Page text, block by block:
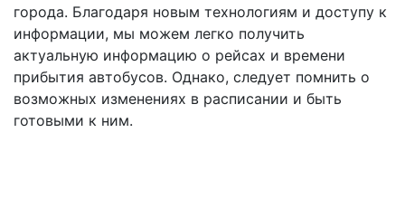
города. Благодаря новым технологиям и доступу к
информации, мы можем легко получить
актуальную информацию о рейсах и времени
прибытия автобусов. Однако, следует помнить о
возможных изменениях в расписании и быть
готовыми к ним.